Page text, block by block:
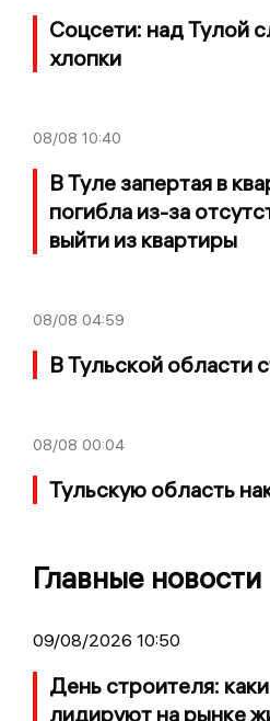
Соцсети: над Тулой
хлопки
08/08 10:40
В Туле запертая в
погибла из-за
выйти из квартиры
08/08 04:59
В Тульской области
08/08 00:04
Тульскую область
Главные новости
09/08/2026 10:50
День строителя:
лидируют на рынке